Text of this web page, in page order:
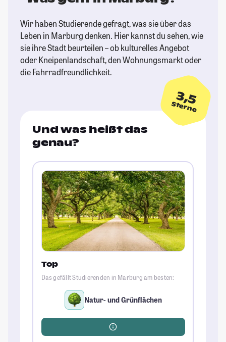
Wir haben Studierende gefragt, was sie über das
Leben in Marburg denken. Hier kannst du sehen, wie
sie ihre Stadt beurteilen – ob kulturelles Angebot
oder Kneipenlandschaft, den Wohnungsmarkt oder
die Fahrradfreundlichkeit.
3,5
Sterne
Und was heißt das
genau?
Top
Das gefällt Studierenden in Marburg am besten:
Natur- und Grünflächen